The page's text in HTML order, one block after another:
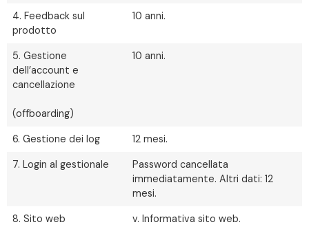
4. Feedback sul
prodotto
10 anni.
5. Gestione
dell’account e
cancellazione
(offboarding)
10 anni.
6. Gestione dei log 12 mesi.
7. Login al gestionale
Password cancellata
immediatamente. Altri dati: 12
mesi.
8. Sito web v. Informativa sito web.